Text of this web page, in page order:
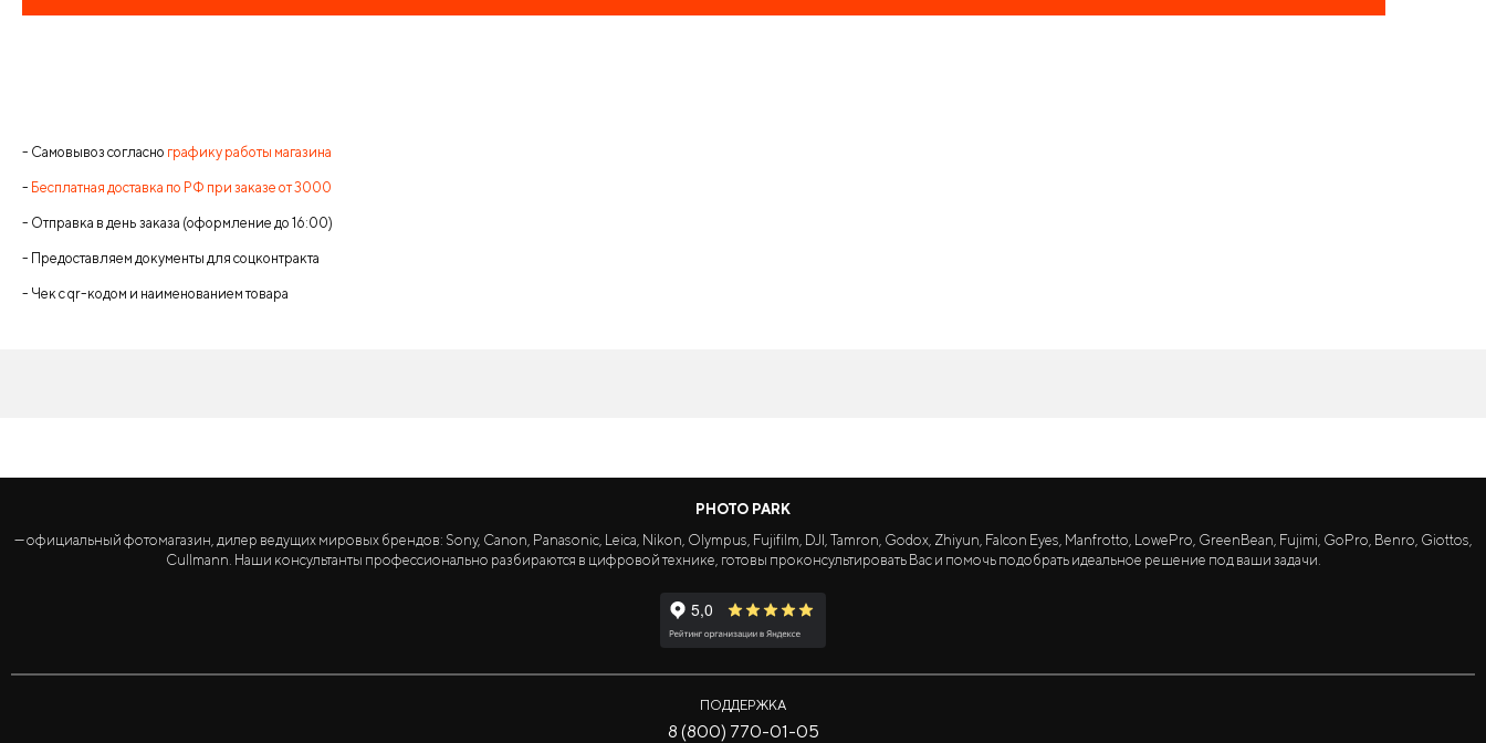
- Самовывоз согласно графику работы магазина
- Бесплатная доставка по РФ при заказе от 3000
- Отправка в день заказа (оформление до 16:00)
- Предоставляем документы для соцконтракта
- Чек с qr-кодом и наименованием товара
PHOTO PARK
— официальный фотомагазин, дилер ведущих мировых брендов: Sony, Canon, Panasonic, Leica, Nikon, Olympus, Fujifilm, DJI, Tamron, Godox, Zhiyun, Falcon Eyes, Manfrotto, LowePro, GreenBean, Fujimi, GoPro, Benro, Giottos,
Cullmann. Наши консультанты профессионально разбираются в цифровой технике, готовы проконсультировать Вас и помочь подобрать идеальное решение под ваши задачи.
ПОДДЕРЖКА
8 (800) 770-01-05